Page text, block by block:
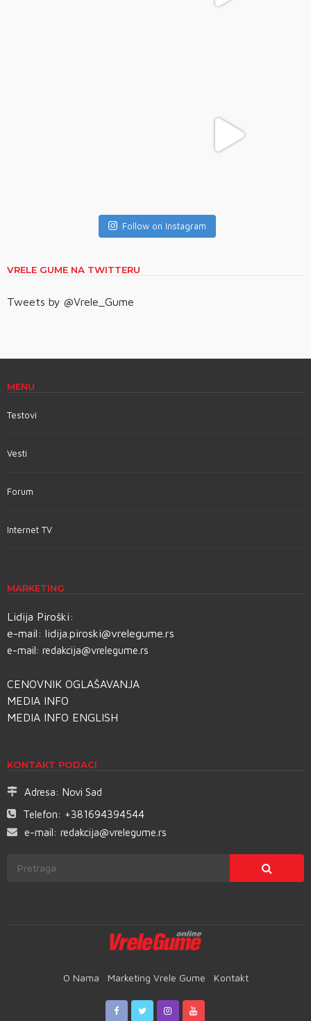
Follow on Instagram
VRELE GUME NA TWITTERU
Tweets by @Vrele_Gume
MENU
Testovi
Vesti
Forum
Internet TV
MARKETING
Lidija Piroški:
e-mail: lidija.piroski@vrelegume.rs
e-mail: redakcija@vrelegume.rs
CENOVNIK OGLAŠAVANJA
MEDIA INFO
MEDIA INFO ENGLISH
KONTAKT PODACI
Adresa: Novi Sad
Telefon: +381694394544
e-mail: redakcija@vrelegume.rs
O Nama Marketing Vrele Gume Kontakt